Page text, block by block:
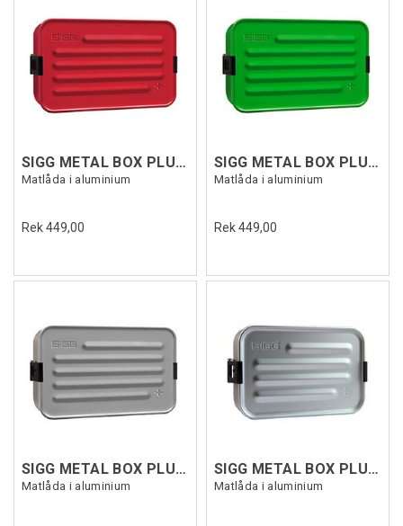
SIGG METAL BOX PLUS L Röd
Matlåda i aluminium
Rek 449,00
SIGG METAL BOX PLUS L Grön
Matlåda i aluminium
Rek 449,00
SIGG METAL BOX PLUS L Grå
Matlåda i aluminium
SIGG METAL BOX PLUS S Grå
Matlåda i aluminium